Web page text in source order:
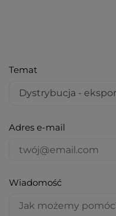
Temat
Adres e-mail
Wiadomość